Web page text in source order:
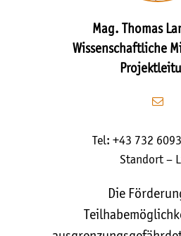
Mag. Thomas
Wissenschaftliche
Tel: +43 732
Standort –
Die